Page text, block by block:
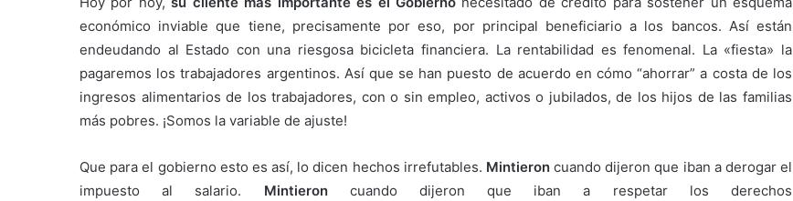
económico inviable que tiene, precisamente por eso, por principal beneficiario a los bancos. Así están
endeudando al Estado con una riesgosa bicicleta financiera. La rentabilidad es fenomenal. La «fiesta» la
pagaremos los trabajadores argentinos. Así que se han puesto de acuerdo en cómo “ahorrar” a costa de los
ingresos alimentarios de los trabajadores, con o sin empleo, activos o jubilados, de los hijos de las familias
más pobres. ¡Somos la variable de ajuste!
Que para el gobierno esto es así, lo dicen hechos irrefutables. Mintieroncuando dijeron que iban a derogar el
impuesto al salario. Mintieroncuando dijeron que iban a respetar los derechos